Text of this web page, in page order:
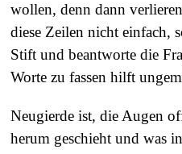
wollen, denn dann
diese Zeilen nicht einfach,
Stift und beantworte die
Worte zu fassen hilft
Neugierde ist, die Augen
herum geschieht und was